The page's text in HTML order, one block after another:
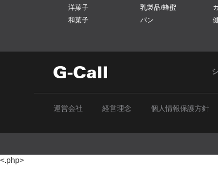
洋菓子
和菓子
乳製品/蜂蜜
パン
運営会社 経営理念 個人情報保護方針
<.php>